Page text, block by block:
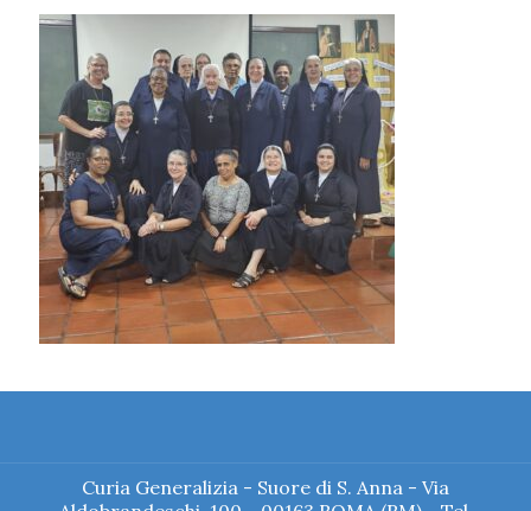
Curia Generalizia - Suore di S. Anna - Via